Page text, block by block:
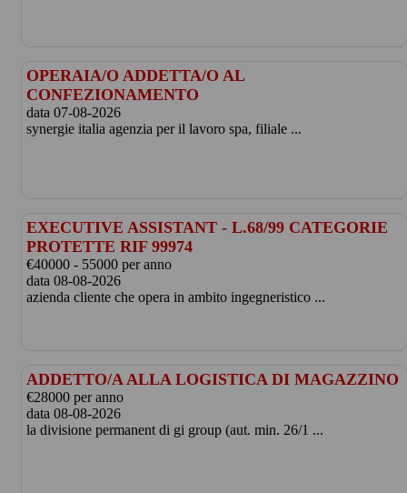
OPERAIA/O ADDETTA/O AL
CONFEZIONAMENTO
data 07-08-2026
synergie italia agenzia per il lavoro spa, filiale ...
EXECUTIVE ASSISTANT - L.68/99 CATEGORIE
PROTETTE RIF 99974
€40000 - 55000 per anno
data 08-08-2026
azienda cliente che opera in ambito ingegneristico ...
ADDETTO/A ALLA LOGISTICA DI MAGAZZINO
€28000 per anno
data 08-08-2026
la divisione permanent di gi group (aut. min. 26/1 ...